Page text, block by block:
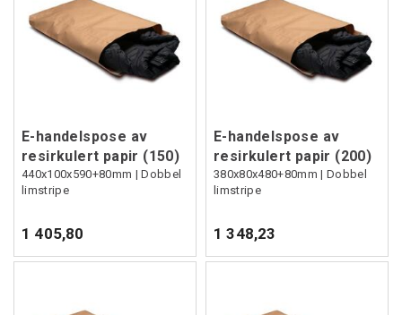
E-handelspose av
resirkulert papir (150)
440x100x590+80mm | Dobbel
limstripe
1 405,80
E-handelspose av
resirkulert papir (200)
380x80x480+80mm | Dobbel
limstripe
1 348,23